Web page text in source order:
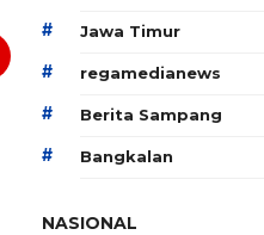
# Jawa Timur
# regamedianews
# Berita Sampang
# Bangkalan
NASIONAL